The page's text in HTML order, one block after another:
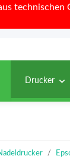
Drucker